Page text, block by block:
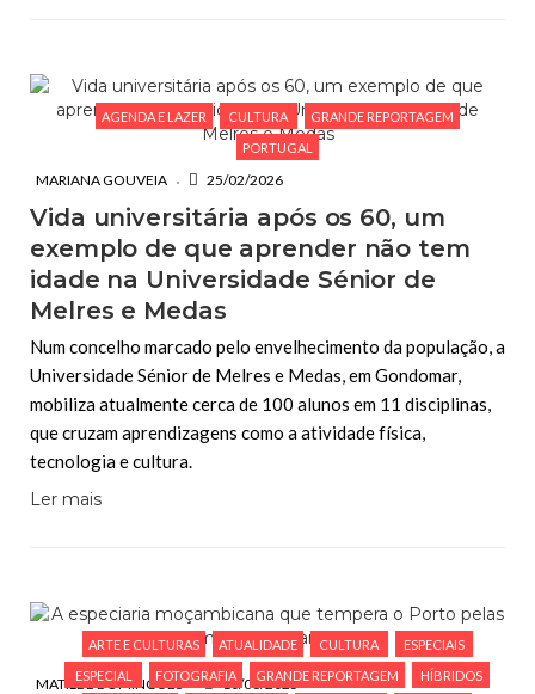
AGENDA E LAZER CULTURA
GRANDE REPORTAGEM
PORTUGAL
MARIANA GOUVEIA 25/02/2026
Vida universitária após os 60, um
exemplo de que aprender não tem
idade na Universidade Sénior de
Melres e Medas
Num concelho marcado pelo envelhecimento da população, a
Universidade Sénior de Melres e Medas, em Gondomar,
mobiliza atualmente cerca de 100 alunos em 11 disciplinas,
que cruzam aprendizagens como a atividade física,
tecnologia e cultura.
Ler mais
ARTE E CULTURAS ATUALIDADE CULTURA
ESPECIAIS
ESPECIAL
FOTOGRAFIA GRANDE REPORTAGEM HÍBRIDOS
MATILDE DOMINGUES 10/06/2025